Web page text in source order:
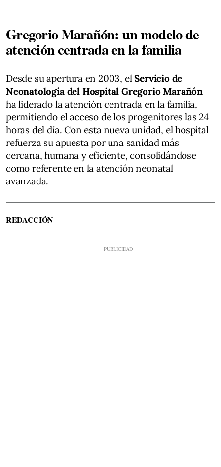
Gregorio Marañón: un modelo de
atención centrada en la familia
Desde su apertura en 2003, elServicio de
Neonatología del Hospital Gregorio Marañón
ha liderado la atención centrada en la familia,
permitiendo el acceso de los progenitores las 24
horas del día. Con esta nueva unidad, el hospital
refuerza su apuesta por una sanidad más
cercana, humana y eficiente, consolidándose
como referente en la atención neonatal
avanzada.
REDACCIÓN